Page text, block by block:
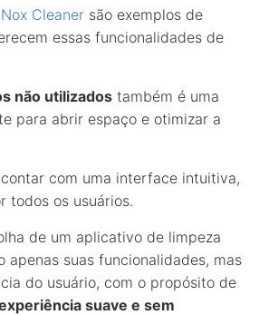
Nox Cleaner são exemplos de
essas funcionalidades de
não utilizados também é uma
para abrir espaço e otimizar a
com uma interface intuitiva,
todos os usuários.
de um aplicativo de limpeza
apenas suas funcionalidades, mas
do usuário, com o propósito de
suave e sem